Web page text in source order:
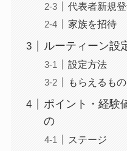
代表者新規
家族を招待
ルーティーン設
設定方法
もらえるもの
ポイント・経験
の
ステージ